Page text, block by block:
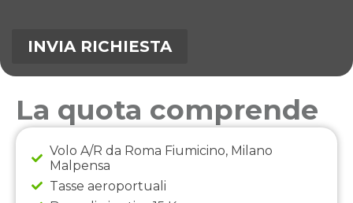
La quota comprende
Volo A/R da Roma Fiumicino, Milano
Malpensa
Tasse aeroportuali